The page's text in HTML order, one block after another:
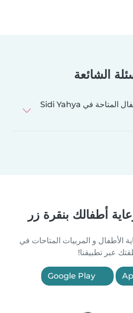
الشائعة
كم عدد جليسات الأطفال المتاحة في Sidi Yahya
أطفالك بنقرة زر
و المربيات المتاحات في
عبر تطبيقنا!